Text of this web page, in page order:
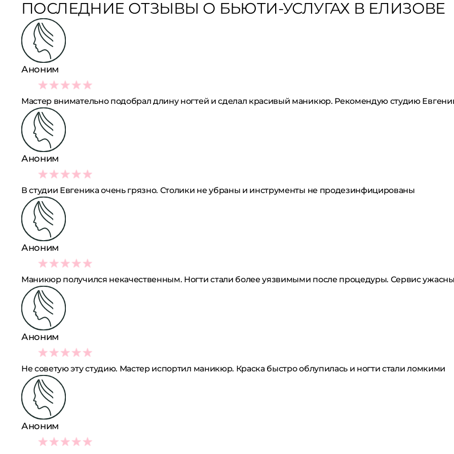
ПОСЛЕДНИЕ ОТЗЫВЫ О БЬЮТИ-УСЛУГАХ В ЕЛИЗОВЕ
Аноним
4
Мастер внимательно подобрал длину ногтей и сделал красивый маникюр. Рекомендую студию
Аноним
1
В студии Евгеника очень грязно. Столики не убраны и инструменты не продезинфицированы
Аноним
1
Маникюр получился некачественным. Ногти стали более уязвимыми после процедуры. Сервис
Аноним
1
Не советую эту студию. Мастер испортил маникюр. Краска быстро облупилась и ногти стали ломкими
Аноним
3